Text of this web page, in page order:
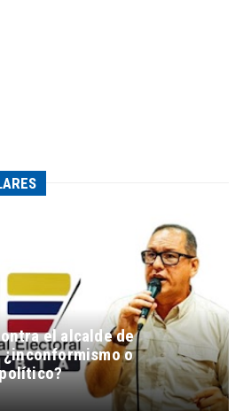
el alcalde de
o